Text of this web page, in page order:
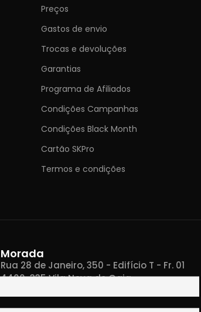
Preços
Gastos de envio
Trocas e devoluções
Garantias
Programa de Afiliados
Condições Campanhas
Condições Black Month
Cartão SKPro
Termos e condições
Morada
Rua 28 de Janeiro, 350 - Edifício T - Fr. 01
4400-335 Vila Nova de Gaia